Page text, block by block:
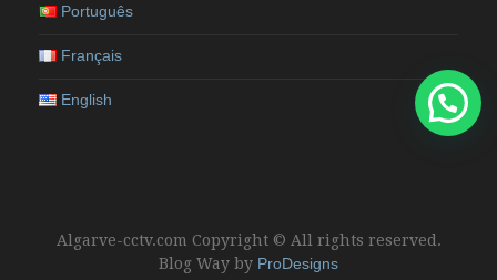
Português
Français
English
Algarve-cctv.com Copyright © All rights reserved.
Blog Way by ProDesigns